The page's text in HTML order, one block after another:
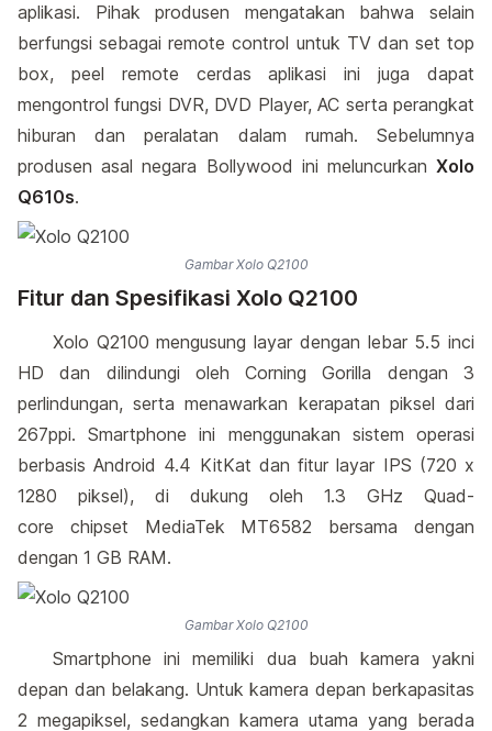
aplikasi. Pihak produsen mengatakan bahwa selain
berfungsi sebagai remote control untuk TV dan set top
box, peel remote cerdas aplikasi ini juga dapat
mengontrol fungsi DVR, DVD Player, AC serta perangkat
hiburan dan peralatan dalam rumah. Sebelumnya
produsen asal negara Bollywood ini meluncurkan Xolo
Q610s.
Gambar Xolo Q2100
Fitur dan Spesifikasi Xolo Q2100
Xolo Q2100 mengusung layar dengan lebar 5.5 inci
HD dan dilindungi oleh Corning Gorilla dengan 3
perlindungan, serta menawarkan kerapatan piksel dari
267ppi. Smartphone ini menggunakan sistem operasi
berbasis Android 4.4 KitKat dan fitur layar IPS (720 x
1280 piksel), di dukung oleh 1.3 GHz Quad-
core chipset MediaTek MT6582 bersama dengan
dengan 1 GB RAM.
Gambar Xolo Q2100
Smartphone ini memiliki dua buah kamera yakni
depan dan belakang. Untuk kamera depan berkapasitas
2 megapiksel, sedangkan kamera utama yang berada